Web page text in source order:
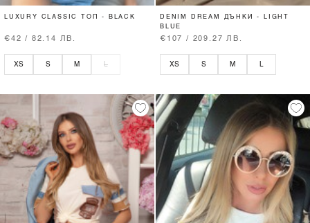
LUXURY CLASSIC ТОП - BLACK
€42 / 82.14 ЛВ.
XS S M L
DENIM DREAM ДЪНКИ - LIGHT
BLUE
€107 / 209.27 ЛВ.
XS S M L